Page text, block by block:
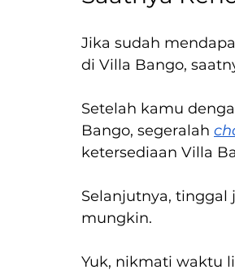
Jika sudah
di Villa Bango,
Setelah kamu
Bango, segeralah
ketersediaan Villa
Selanjutnya,
mungkin.
Yuk, nikmati waktu